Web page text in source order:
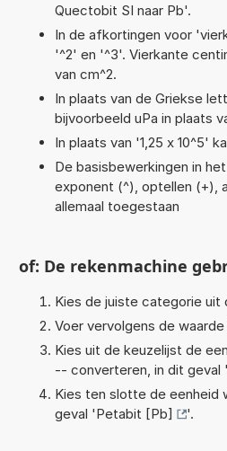
Quectobit SI naar Pb'.
In de afkortingen voor
'^2' en '^3'. Vierkante
van cm^2.
In plaats van de Griekse
bijvoorbeeld uPa in plaats
In plaats van '1,25 x 10^5'
De basisbewerkingen in
exponent (^), optellen (+),
allemaal toegestaan
of: De rekenmachine
Kies de juiste categorie uit
Voer vervolgens de
Kies uit de keuzelijst de
-- converteren, in dit geval '
Kies ten slotte de eenheid
geval 'Petabit [Pb] '.